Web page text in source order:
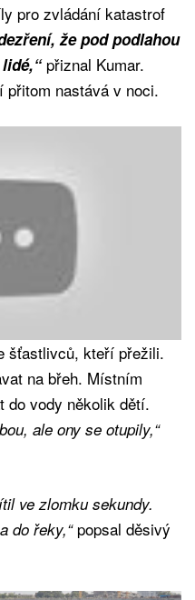
pro zvládání katastrof
že pod podlahou
přiznal Kumar.
nastává v noci.
šťastlivců, kteří přežili.
na břeh. Místním
do vody několik dětí.
ale ony se otupily,“
ve zlomku sekundy.
do řeky,“popsal děsivý